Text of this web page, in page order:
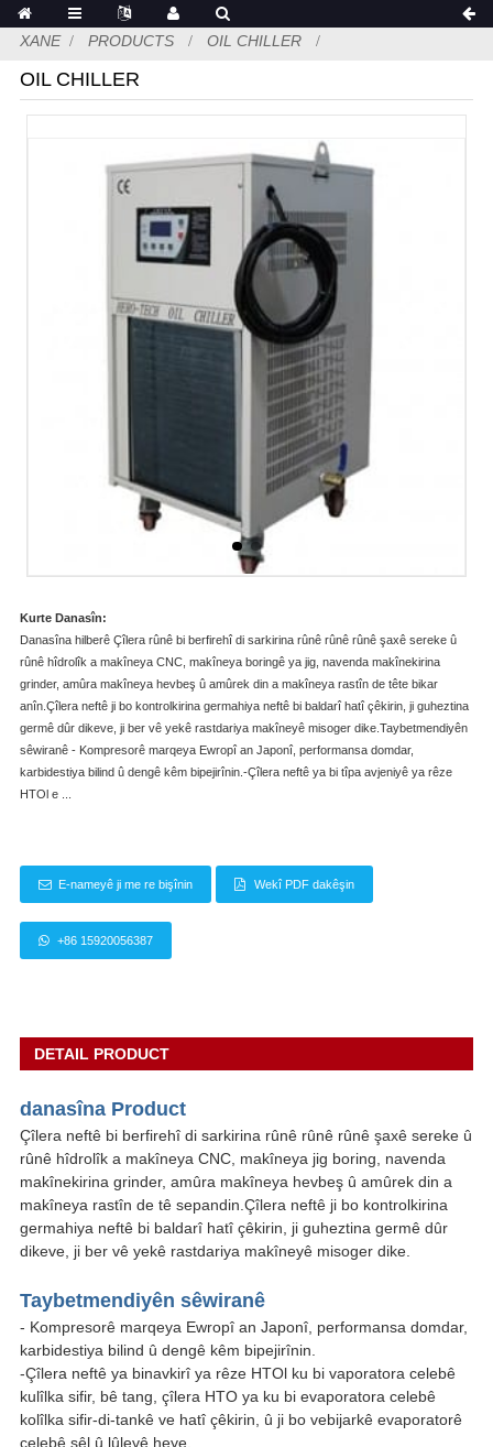
XANE PRODUCTS OIL CHILLER
OIL CHILLER
Kurte Danasîn:
Danasîna hilberê Çîlera rûnê bi berfirehî di sarkirina rûnê rûnê rûnê şaxê sereke û
rûnê hîdrolîk a makîneya CNC, makîneya boringê ya jig, navenda makînekirina
grinder, amûra makîneya hevbeş û amûrek din a makîneya rastîn de tête bikar
anîn.Çîlera neftê ji bo kontrolkirina germahiya neftê bi baldarî hatî çêkirin, ji guheztina
germê dûr dikeve, ji ber vê yekê rastdariya makîneyê misoger dike.Taybetmendiyên
sêwiranê - Kompresorê marqeya Ewropî an Japonî, performansa domdar,
karbidestiya bilind û dengê kêm bipejirînin.-Çîlera neftê ya bi tîpa avjeniyê ya rêze
HTOl e ...
E-nameyê ji me re bişînin Wekî PDF dakêşin
+86 15920056387
DETAIL PRODUCT
danasîna Product
Çîlera neftê bi berfirehî di sarkirina rûnê rûnê rûnê şaxê sereke û
rûnê hîdrolîk a makîneya CNC, makîneya jig boring, navenda
makînekirina grinder, amûra makîneya hevbeş û amûrek din a
makîneya rastîn de tê sepandin.Çîlera neftê ji bo kontrolkirina
germahiya neftê bi baldarî hatî çêkirin, ji guheztina germê dûr
dikeve, ji ber vê yekê rastdariya makîneyê misoger dike.
Taybetmendiyên sêwiranê
- Kompresorê marqeya Ewropî an Japonî, performansa domdar,
karbidestiya bilind û dengê kêm bipejirînin.
-Çîlera neftê ya binavkirî ya rêze HTOl ku bi vaporatora celebê
kulîlka sifir, bê tang, çîlera HTO ya ku bi evaporatora celebê
kolîlka sifir-di-tankê ve hatî çêkirin, û ji bo vebijarkê evaporatorê
celebê şêl û lûleyê heye.